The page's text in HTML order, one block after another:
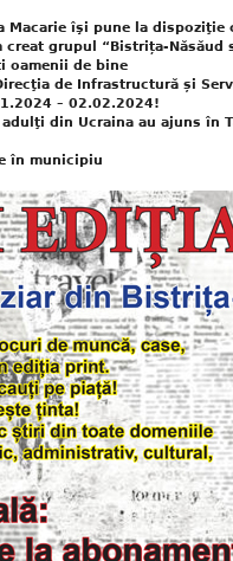
Macarie îşi pune la dispoziţie
creat grupul “Bistrița-
oamenii de bine
de Infrastructură și
– 02.02.2024!
din Ucraina au ajuns în
în municipiu